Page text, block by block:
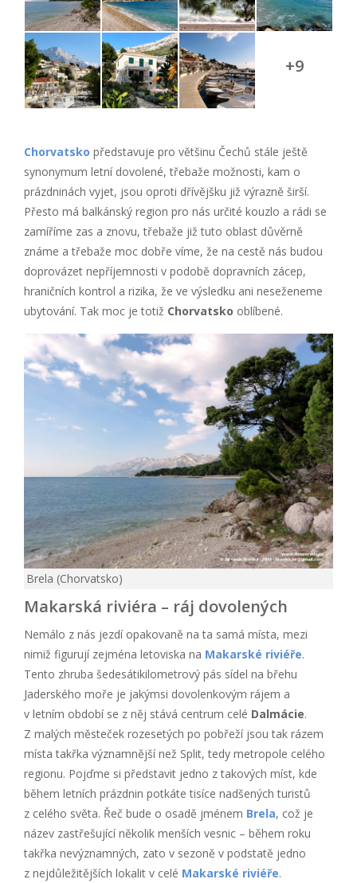
+9
Chorvatsko představuje pro většinu Čechů stále ještě
synonymum letní dovolené, třebaže možnosti, kam o
prázdninách vyjet, jsou oproti dřívějšku již výrazně širší.
Přesto má balkánský region pro nás určité kouzlo a rádi se
zamíříme zas a znovu, třebaže již tuto oblast důvěrně
známe a třebaže moc dobře víme, že na cestě nás budou
doprovázet nepříjemnosti v podobě dopravních zácep,
hraničních kontrol a rizika, že ve výsledku ani neseženeme
ubytování. Tak moc je totiž Chorvatsko oblíbené.
Brela (Chorvatsko)
Makarská riviéra – ráj dovolených
Nemálo z nás jezdí opakovaně na ta samá místa, mezi
nimiž figurují zejména letoviska na Makarské riviéře.
Tento zhruba šedesátikilometrový pás sídel na břehu
Jaderského moře je jakýmsi dovolenkovým rájem a
v letním období se z něj stává centrum celé Dalmácie.
Z malých městeček rozesetých po pobřeží jsou tak rázem
místa takřka významnější než Split, tedy metropole celého
regionu. Pojďme si představit jedno z takových míst, kde
během letních prázdnin potkáte tisíce nadšených turistů
z celého světa. Řeč bude o osadě jménem Brela, což je
název zastřešující několik menších vesnic – během roku
takřka nevýznamných, zato v sezoně v podstatě jedno
z nejdůležitějších lokalit v celé Makarské riviéře.